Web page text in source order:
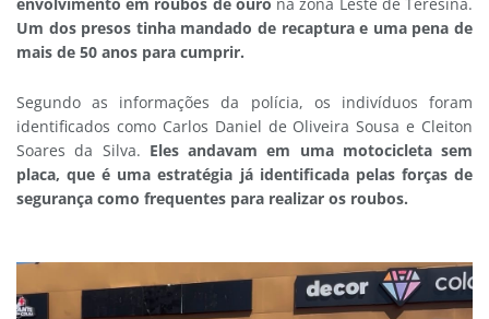
Um dos presos tinha mandado de recaptura e uma pena de
mais de 50 anos para cumprir.
Segundo as informações da polícia, os indivíduos foram
identificados como Carlos Daniel de Oliveira Sousa e Cleiton
Soares da Silva. Eles andavam em uma motocicleta sem
placa, que é uma estratégia já identificada pelas forças de
segurança como frequentes para realizar os roubos.